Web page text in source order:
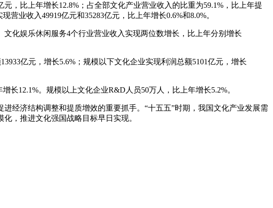
，比上年增长12.8%；占全部文化产业营业收入的比重为59.1%，比上年提
业收入49919亿元和35283亿元，比上年增长0.6%和8.0%。
化娱乐休闲服务4个行业营业收入实现两位数增长，比上年分别增长
亿元，增长5.6%；规模以下文化企业实现利润总额5101亿元，增长
长12.1%。规模以上文化企业R&D人员50万人，比上年增长5.2%。
经济结构调整和提质增效的重要抓手。“十五五”时期，我国文化产业发展需
，推进文化强国战略目标早日实现。